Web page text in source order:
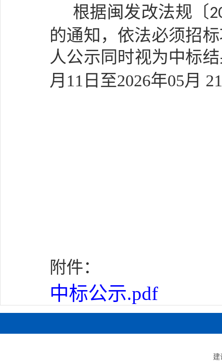
根据闽发改法规〔
的通知，依法必须招
人公示同时视为中标
月 11 日至2026年05月 21
附件：
中标公示.pdf
建